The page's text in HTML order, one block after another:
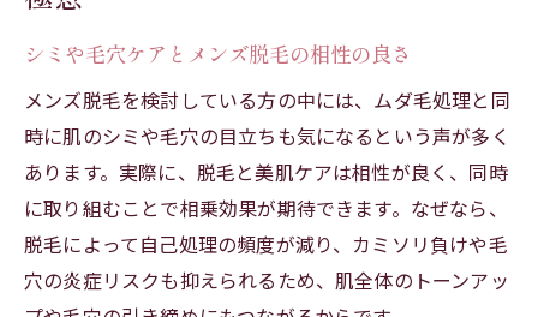
シミや毛穴ケアとメンズ脱毛の相性の良さ
メンズ脱毛を検討している方の中には、ムダ毛処理と同
時に肌のシミや毛穴の目立ちも気になるという声が多く
あります。実際に、脱毛と美肌ケアは相性が良く、同時
に取り組むことで相乗効果が期待できます。なぜなら、
脱毛によって自己処理の頻度が減り、カミソリ負けや毛
穴の炎症リスクも抑えられるため、肌全体のトーンアッ